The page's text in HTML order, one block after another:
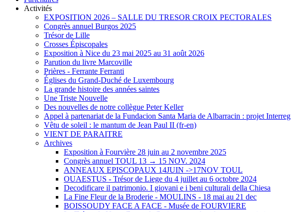
Activités
EXPOSITION 2026 – SALLE DU TRESOR CROIX PECTORALES
Congrès annuel Burgos 2025
Trésor de Lille
Crosses Épiscopales
Exposition à Nice du 23 mai 2025 au 31 août 2026
Parution du livre Marcoville
Prières - Ferrante Ferranti
Églises du Grand-Duché de Luxembourg
La grande histoire des années saintes
Une Triste Nouvelle
Des nouvelles de notre collègue Peter Keller
Appel à partenariat de la Fundacion Santa Maria de Albarracin : projet Interreg
Vêtu de soleil : le mantum de Jean Paul II (fr-en)
VIENT DE PARAITRE
Archives
Exposition à Fourvière 28 juin au 2 novembre 2025
Congrès annuel TOUL 13 → 15 NOV. 2024
ANNEAUX EPISCOPAUX 14JUIN ->17NOV TOUL
OUAESTUS - Trésor de Liege du 4 juillet au 6 octobre 2024
Decodificare il patrimonio. I giovani e i beni culturali della Chiesa
La Fine Fleur de la Broderie - MOULINS - 18 mai au 21 dec
BOISSOUDY FACE A FACE - Musée de FOURVIERE